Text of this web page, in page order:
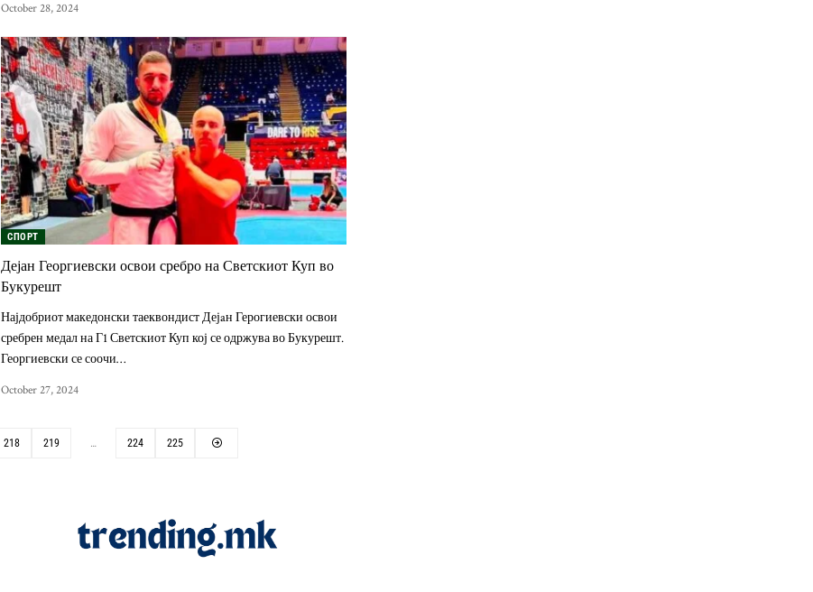
October 28, 2024
СПОРТ
Дејан Георгиевски освои сребро на Светскиот Куп во
Букурешт
Најдобриот македонски таеквондист Дејaн Герогиевски освои
сребрен медал на Г1 Светскиот Куп кој се одржува во Букурешт.
Георгиевски се соочи…
October 27, 2024
218 219 … 224 225